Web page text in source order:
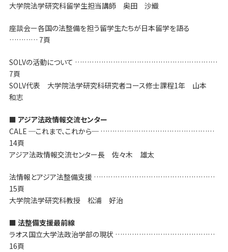
大学院法学研究科留学生担当講師 奥田 沙織
座談会ー各国の法整備を担う留学生たちが日本留学を語る
………… 7頁
SOLVの活動について ……………………………………………………
7頁
SOLV代表 大学院法学研究科研究者コース修士課程1年 山本
和志
■ アジア法政情報交流センター
CALE ─これまで、これから─ …………………………………………
14頁
アジア法政情報交流センター長 佐々木 雄太
法情報とアジア法整備支援 ……………………………………………
15頁
大学院法学研究科教授 松浦 好治
■ 法整備支援最前線
ラオス国立大学法政治学部の現状 ……………………………………
16頁